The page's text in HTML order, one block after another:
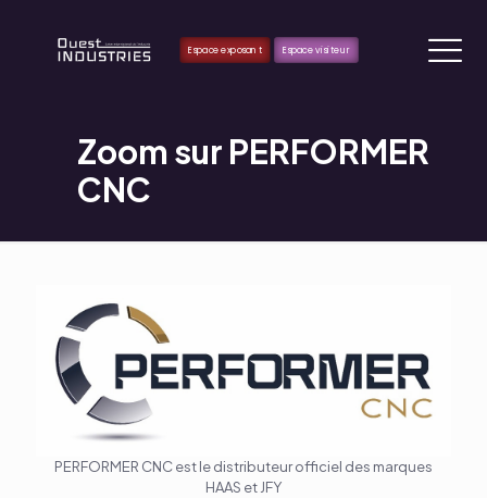
Espace exposant Espace visiteur
Zoom sur PERFORMER
CNC
PERFORMER CNC est le distributeur officiel des marques
HAAS et JFY